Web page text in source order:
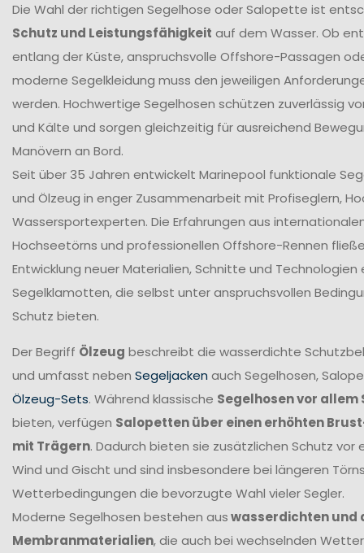
Die Wahl der richtigen Segelhose oder Salopette ist
Schutz und Leistungsfähigkeit auf dem Wasser. Ob
entlang der Küste, anspruchsvolle Offshore-Passagen
moderne Segelkleidung muss den jeweiligen
werden. Hochwertige Segelhosen schützen zuverlässig
und Kälte und sorgen gleichzeitig für ausreichend
Manövern an Bord.
Seit über 35 Jahren entwickelt Marinepool funktionale
und Ölzeug in enger Zusammenarbeit mit Profiseglern,
Wassersportexperten. Die Erfahrungen aus
Hochseetörns und professionellen Offshore-Rennen
Entwicklung neuer Materialien, Schnitte und Technologien
Segelklamotten, die selbst unter anspruchsvollen
Schutz bieten.
Der Begriff Ölzeug beschreibt die wasserdichte
und umfasst neben Segeljacken auch Segelhosen,
Ölzeug-Sets. Während klassische Segelhosen vor allem
bieten, verfügen Salopetten über einen erhöhten
mit Trägern. Dadurch bieten sie zusätzlichen Schutz vor
Wind und Gischt und sind insbesondere bei längeren
Wetterbedingungen die bevorzugte Wahl vieler Segler.
Moderne Segelhosen bestehen auswasserdichten und
Membranmaterialien, die auch bei wechselnden